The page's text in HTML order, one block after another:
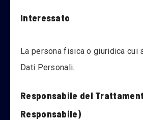
Interessato
La persona fisica o giuridica cui
Dati Personali.
Responsabile del
Responsabile)